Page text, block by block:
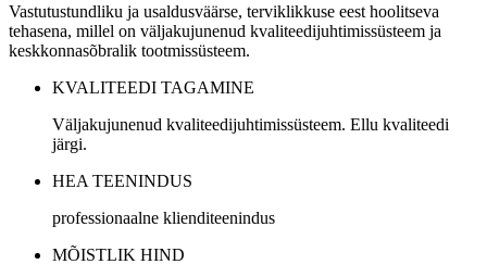
Vastutustundliku ja usaldusväärse, terviklikkuse eest hoolitseva
tehasena, millel on väljakujunenud kvaliteedijuhtimissüsteem ja
keskkonnasõbralik tootmissüsteem.
KVALITEEDI TAGAMINE
Väljakujunenud kvaliteedijuhtimissüsteem. Ellu kvaliteedi
järgi.
HEA TEENINDUS
professionaalne klienditeenindus
MÕISTLIK HIND